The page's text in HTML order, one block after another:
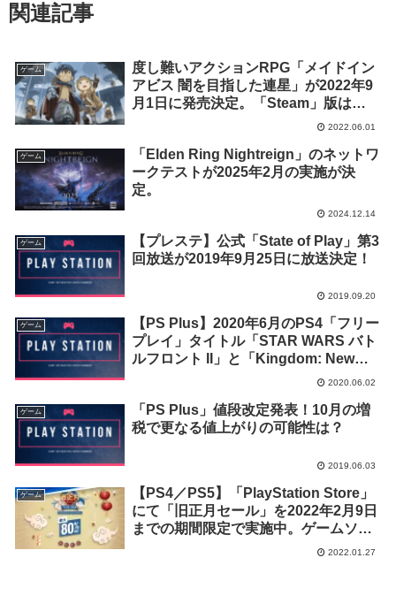
関連記事
ゲーム
度し難いアクションRPG「メイドイン
アビス 闇を目指した連星」が2022年9
月1日に発売決定。「Steam」版は
2022.06.01
ゲーム
「Elden Ring Nightreign」のネットワ
ークテストが2025年2月の実施が決
定。
2024.12.14
ゲーム
【プレステ】公式「State of Play」第3
回放送が2019年9月25日に放送決定！
2019.09.20
ゲーム
【PS Plus】2020年6月のPS4「フリー
プレイ」タイトル「STAR WARS バト
ルフロント II」と「Kingdom: New
2020.06.02
ゲーム
「PS Plus」値段改定発表！10月の増
税で更なる値上がりの可能性は？
2019.06.03
ゲーム
【PS4／PS5】「PlayStation Store」
にて「旧正月セール」を2022年2月9日
までの期間限定で実施中。ゲームソフ
2022.01.27